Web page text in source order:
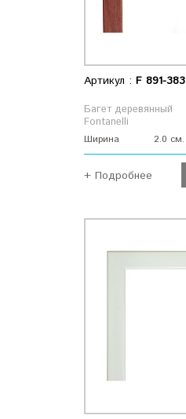
Артикул : F 891-383
Багет деревянный
Fontanelli
Ширина 2.0 см.
+ Подробнее